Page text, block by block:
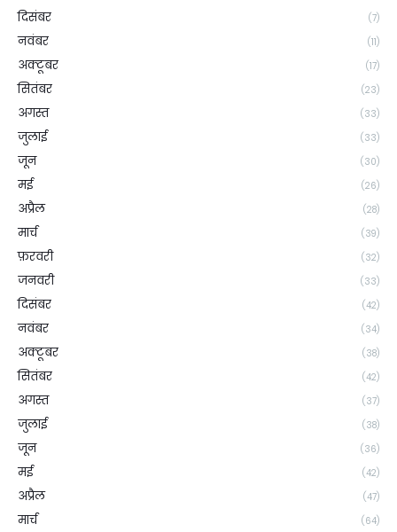
दिसंबर (7)
नवंबर (11)
अक्टूबर (17)
सितंबर (23)
अगस्त (33)
जुलाई (33)
जून (30)
मई (26)
अप्रैल (28)
मार्च (39)
फ़रवरी (32)
जनवरी (33)
दिसंबर (42)
नवंबर (34)
अक्टूबर (38)
सितंबर (42)
अगस्त (37)
जुलाई (38)
जून (36)
मई (42)
अप्रैल (47)
मार्च (64)